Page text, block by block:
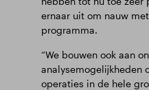
ernaar uit om nauw
programma.
“We bouwen ook aan
analysemogelijkheden
operaties in de hele